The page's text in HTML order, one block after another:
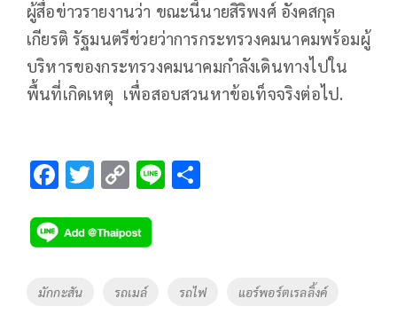
ผู้สื่อข่าวรายงานว่า ขณะนี้นายสิริพงศ์ อังคสกุล
เกียรติ รัฐมนตรีช่วยว่าการกระทรวงคมนาคมพร้อมผู้
บริหารของกระทรวงคมนาคมกำลังเดินทางไปใน
พื้นที่เกิดเหตุ เพื่อสอบสวนหาข้อเท็จจริงต่อไป.
F
e
b
o
T
tt
er
C
p
y
Li
Li
Tags
มักกะสัน รถเมล์ รถไฟ แอร์พอร์ตเรลลิ้งค์